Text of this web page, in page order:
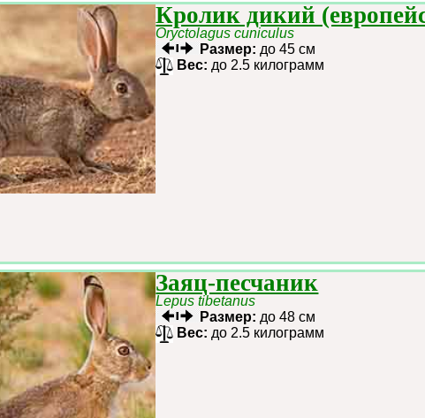
Кролик дикий
Oryctolagus cuniculus
Размер: до 45 см
Вес: до 2.5 килограмм
Заяц-песчаник
Lepus tibetanus
Размер: до 48 см
Вес: до 2.5 килограмм